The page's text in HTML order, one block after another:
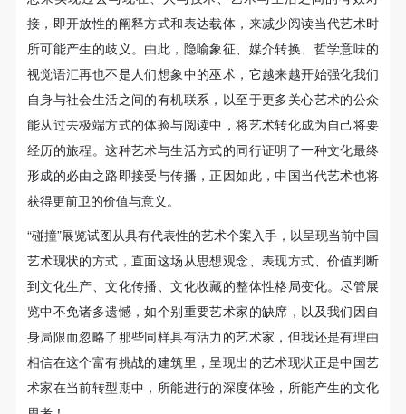
力量赢得了广泛的尊重。其核心是具有高端性和私密性
的“全球化背景下的艺术”高端论坛，又称“闭门会议”。
它将邀请全球具有文化理想和行动力的美术馆负责人、
艺术机构主席等权威人士，以及与艺术品流通、收藏有
关的政府机构首脑共同参与。
我们期望，在这样一个架构中来回避我们自己的一隅独
行。如果我们真的能通过“全球艺术品收藏论坛”，与英
国艺术基金会的总监Dame Liz Forgan、古根汉姆美术馆
Francis Morris、纽约亚洲艺术博物馆主任Melissa Chiu、
MOMA国际收藏合作总裁Jay Levenson……等一系列与
会和观展人士展开艺术对话，并促成进一步的互动，那
接，即开放性的阐释方式和表达载体，来减少阅读当代艺术时
所可能产生的歧义。由此，隐喻象征、媒介转换、哲学意味的
视觉语汇再也不是人们想象中的巫术，它越来越开始强化我们
自身与社会生活之间的有机联系，以至于更多关心艺术的公众
能从过去极端方式的体验与阅读中，将艺术转化成为自己将要
经历的旅程。这种艺术与生活方式的同行证明了一种文化最终
形成的必由之路即接受与传播，正因如此，中国当代艺术也将
获得更前卫的价值与意义。
“碰撞”展览试图从具有代表性的艺术个案入手，以呈现当前中国
艺术现状的方式，直面这场从思想观念、表现方式、价值判断
到文化生产、文化传播、文化收藏的整体性格局变化。尽管展
览中不免诸多遗憾，如个别重要艺术家的缺席，以及我们因自
身局限而忽略了那些同样具有活力的艺术家，但我还是有理由
相信在这个富有挑战的建筑里，呈现出的艺术现状正是中国艺
术家在当前转型期中，所能进行的深度体验，所能产生的文化
（1）、甲方为本协议中的肖像权人，自愿将自己的
肖像权许可乙方作符合本协议约定和法律规定的用
途。
（2）、乙方中央美术学院美术馆是一所具有标志
性、专业性、国际化的现代公共美术馆。中央美术学
院美术馆与时代同行，努力塑造一个开放、自由、学
术的空间氛围，竭诚与各单位、企业、机构、艺术家
和观众进行良好互动。以学院的学术研究为基础，积
共教育活动，为美院师生、中外艺术家以及社会公众
提供一个交流、学习、展示的平台。作为一家公益性
单位，其开展的公共教育活动以学术性和公益性为
主。
（3）、乙方为甲方拍摄中央美术学院公共教育部所
有公教活动。
二、拍摄内容、使用形式、使用地域范围
（1）、甲方为本协议中的肖像权人，自愿将自己的
肖像权许可乙方作符合本协议约定和法律规定的用
途。
（2）、乙方中央美术学院美术馆是一所具有标志
性、专业性、国际化的现代公共美术馆。中央美术学
院美术馆与时代同行，努力塑造一个开放、自由、学
术的空间氛围，竭诚与各单位、企业、机构、艺术家
和观众进行良好互动。以学院的学术研究为基础，积
共教育活动，为美院师生、中外艺术家以及社会公众
提供一个交流、学习、展示的平台。作为一家公益性
单位，其开展的公共教育活动以学术性和公益性为
主。
（3）、乙方为甲方拍摄中央美术学院公共教育部所
有公教活动。
二、拍摄内容、使用形式、使用地域范围
（1）、甲方为本协议中的肖像权人，自愿将自己的
肖像权许可乙方作符合本协议约定和法律规定的用
途。
（2）、乙方中央美术学院美术馆是一所具有标志
性、专业性、国际化的现代公共美术馆。中央美术学
院美术馆与时代同行，努力塑造一个开放、自由、学
术的空间氛围，竭诚与各单位、企业、机构、艺术家
和观众进行良好互动。以学院的学术研究为基础，积
共教育活动，为美院师生、中外艺术家以及社会公众
提供一个交流、学习、展示的平台。作为一家公益性
单位，其开展的公共教育活动以学术性和公益性为
主。
（3）、乙方为甲方拍摄中央美术学院公共教育部所
有公教活动。
二、拍摄内容、使用形式、使用地域范围